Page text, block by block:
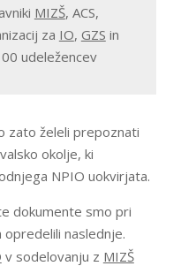
MIZŠ, ACS,
za IO, GZS in
udeležencev
zato želeli prepoznati
okolje, ki
NPIO uokvirjata.
dokumente smo pri
naslednje.
v sodelovanju z MIZŠ